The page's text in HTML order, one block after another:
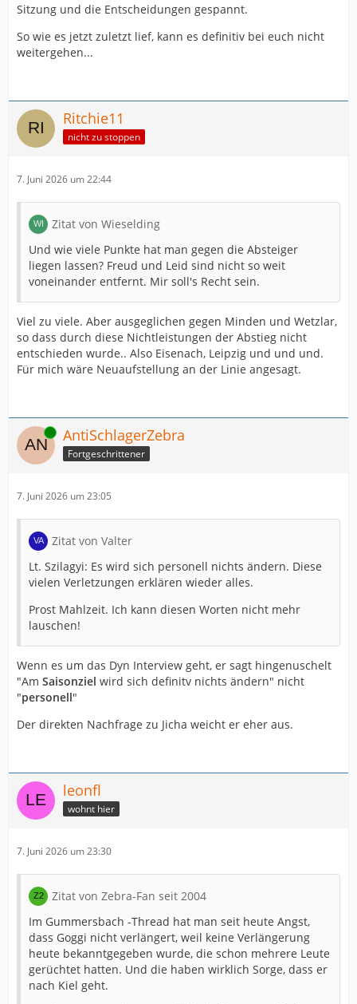
Sitzung und die Entscheidungen gespannt.
So wie es jetzt zuletzt lief, kann es definitiv bei euch nicht
weitergehen...
Ritchie11
nicht zu stoppen
7. Juni 2026 um 22:44
Zitat von Wieselding
Und wie viele Punkte hat man gegen die Absteiger
liegen lassen? Freud und Leid sind nicht so weit
voneinander entfernt. Mir soll's Recht sein.
Viel zu viele. Aber ausgeglichen gegen Minden und Wetzlar,
so dass durch diese Nichtleistungen der Abstieg nicht
entschieden wurde.. Also Eisenach, Leipzig und und und.
Für mich wäre Neuaufstellung an der Linie angesagt.
Online AntiSchlagerZebra
Fortgeschrittener
7. Juni 2026 um 23:05
Zitat von Valter
Lt. Szilagyi: Es wird sich personell nichts ändern. Diese
vielen Verletzungen erklären wieder alles.
Prost Mahlzeit. Ich kann diesen Worten nicht mehr
lauschen!
Wenn es um das Dyn Interview geht, er sagt hingenuschelt
"Am Saisonziel wird sich definitv nichts ändern" nicht
"personell"
Der direkten Nachfrage zu Jicha weicht er eher aus.
leonfl
wohnt hier
7. Juni 2026 um 23:30
Zitat von Zebra-Fan seit 2004
Im Gummersbach -Thread hat man seit heute Angst,
dass Goggi nicht verlängert, weil keine Verlängerung
heute bekanntgegeben wurde, die schon mehrere Leute
gerüchtet hatten. Und die haben wirklich Sorge, dass er
nach Kiel geht.